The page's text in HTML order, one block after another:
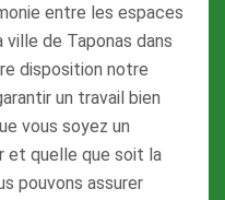
entre les espaces
de Taponas dans
disposition notre
un travail bien
vous soyez un
et quelle que soit la
pouvons assurer